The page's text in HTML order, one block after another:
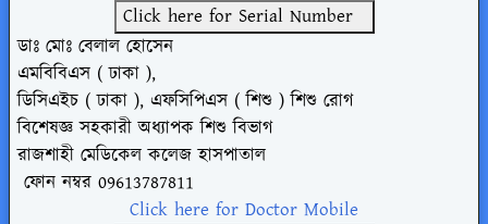
Click here for Serial Number
ডাঃ মোঃ বেলাল হোসেন
এমবিবিএস ( ঢাকা ),
ডিসিএইচ ( ঢাকা ), এফসিপিএস ( শিশু ) শিশু রোগ
বিশেষজ্ঞ সহকারী অধ্যাপক শিশু বিভাগ
রাজশাহী মেডিকেল কলেজ হাসপাতাল
ফোননম্বর 09613787811
Click here for Doctor Mobile